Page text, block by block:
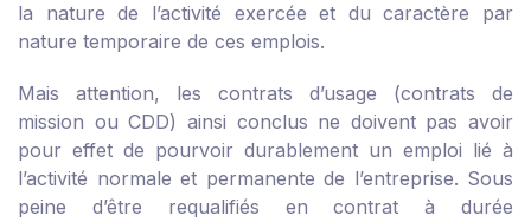
la nature de l’activité exercée et du caractère par
nature temporaire de ces emplois.
Mais attention, les contrats d’usage (contrats de
mission ou CDD) ainsi conclus ne doivent pas avoir
pour effet de pourvoir durablement un emploi lié à
l’activité normale et permanente de l’entreprise. Sous
peine d’être requalifiés en contrat à durée